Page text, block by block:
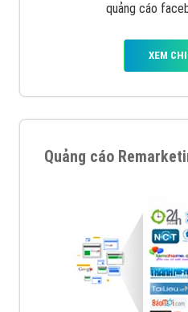
quảng cáo
XEM
Quảng cáo